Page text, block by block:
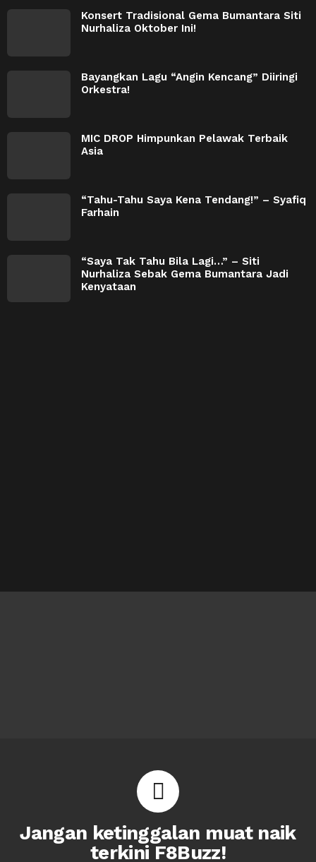
Konsert Tradisional Gema Bumantara Siti
Nurhaliza Oktober Ini!
Bayangkan Lagu “Angin Kencang” Diiringi
Orkestra!
MIC DROP Himpunkan Pelawak Terbaik
Asia
“Tahu-Tahu Saya Kena Tendang!” – Syafiq
Farhain
“Saya Tak Tahu Bila Lagi…” – Siti
Nurhaliza Sebak Gema Bumantara Jadi
Kenyataan
Jangan ketinggalan muat naik
terkini F8Buzz!